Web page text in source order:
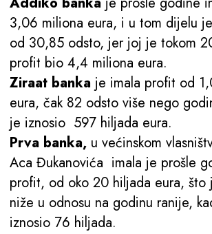
3,06 miliona eura, i u tom dijelu
od 30,85 odsto, jer joj je tokom
profit bio 4,4 miliona eura.
Ziraat banka je imala profit od
eura, čak 82 odsto više nego
je iznosio 597 hiljada eura.
Prva banka, u većinskom
Aca Đukanovića imala je prošle
profit, od oko 20 hiljada eura, što
niže u odnosu na godinu ranije,
iznosio 76 hiljada.